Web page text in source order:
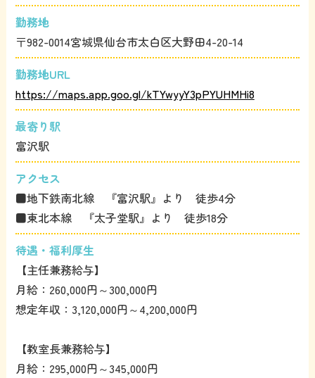
勤務地
〒982-0014宮城県仙台市太白区大野田4-20-14
勤務地URL
https://maps.app.goo.gl/kTYwyyY3pPYUHMHi8
最寄り駅
富沢駅
アクセス
■地下鉄南北線 『富沢駅』より 徒歩4分
■東北本線 『太子堂駅』より 徒歩18分
待遇・福利厚生
【主任兼務給与】
月給：260,000円～300,000円
想定年収：3,120,000円～4,200,000円
【教室長兼務給与】
月給：295,000円～345,000円